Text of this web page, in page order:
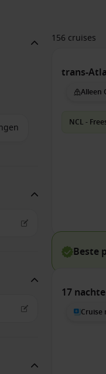
156 cruises
trans-
Alleen
NCL -
Beste
17
Cruise